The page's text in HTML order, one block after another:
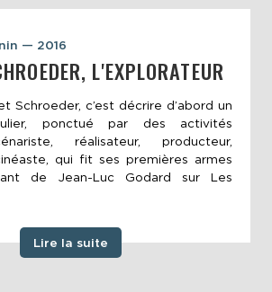
— 2016
L'EXPLORATEUR
Schroeder, c’est décrire d’abord un
ponctué par des activités
réalisateur, producteur,
qui fit ses premières armes
de Jean-Luc Godard sur Les
Lire la suite